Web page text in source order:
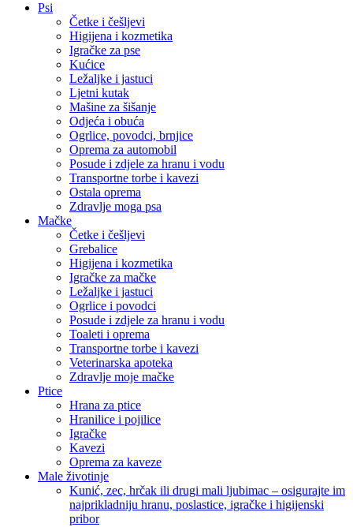
Psi
Četke i češljevi
Higijena i kozmetika
Igračke za pse
Kućice
Ležaljke i jastuci
Ljetni kutak
Mašine za šišanje
Odjeća i obuća
Ogrlice, povodci, brnjice
Oprema za automobil
Posude i zdjele za hranu i vodu
Transportne torbe i kavezi
Ostala oprema
Zdravlje moga psa
Mačke
Četke i češljevi
Grebalice
Higijena i kozmetika
Igračke za mačke
Ležaljke i jastuci
Ogrlice i povodci
Posude i zdjele za hranu i vodu
Toaleti i oprema
Transportne torbe i kavezi
Veterinarska apoteka
Zdravlje moje mačke
Ptice
Hrana za ptice
Hranilice i pojilice
Igračke
Kavezi
Oprema za kaveze
Male životinje
Kunić, zec, hrčak ili drugi mali ljubimac – osigurajte im
najprikladniju hranu, poslastice, igračke i higijenski
pribor